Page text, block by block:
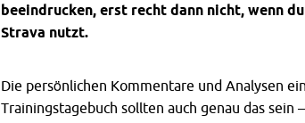
beeindrucken, erst recht dann nicht, wenn
Strava nutzt.
Die persönlichen Kommentare und Analysen
Trainingstagebuch sollten auch genau das sein